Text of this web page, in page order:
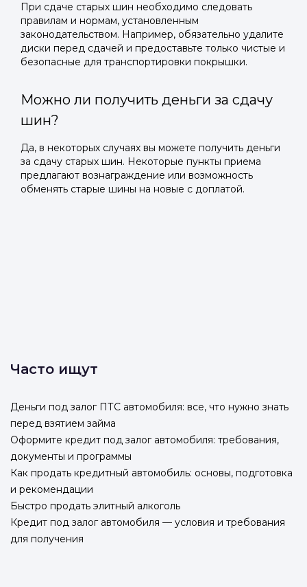
При сдаче старых шин необходимо следовать
правилам и нормам, установленным
законодательством. Например, обязательно удалите
диски перед сдачей и предоставьте только чистые и
безопасные для транспортировки покрышки.
Можно ли получить деньги за сдачу
шин?
Да, в некоторых случаях вы можете получить деньги
за сдачу старых шин. Некоторые пункты приема
предлагают вознаграждение или возможность
обменять старые шины на новые с доплатой.
Часто ищут
Деньги под залог ПТС автомобиля: все, что нужно знать
перед взятием займа
Оформите кредит под залог автомобиля: требования,
документы и программы
Как продать кредитный автомобиль: основы, подготовка
и рекомендации
Быстро продать элитный алкоголь
Кредит под залог автомобиля — условия и требования
для получения